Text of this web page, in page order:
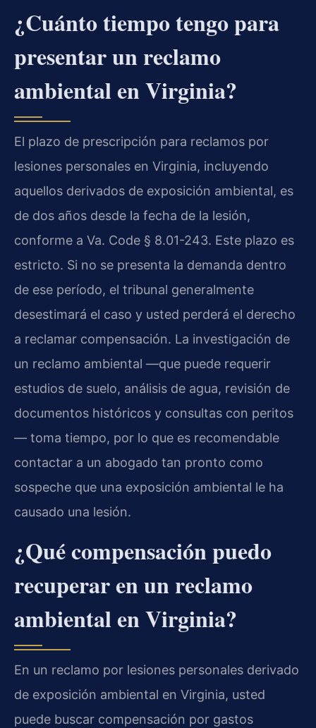
¿Cuánto tiempo tengo para
presentar un reclamo
ambiental en Virginia?
El plazo de prescripción para reclamos por
lesiones personales en Virginia, incluyendo
aquellos derivados de exposición ambiental, es
de dos años desde la fecha de la lesión,
conforme a Va. Code § 8.01-243. Este plazo es
estricto. Si no se presenta la demanda dentro
de ese período, el tribunal generalmente
desestimará el caso y usted perderá el derecho
a reclamar compensación. La investigación de
un reclamo ambiental —que puede requerir
estudios de suelo, análisis de agua, revisión de
documentos históricos y consultas con peritos
— toma tiempo, por lo que es recomendable
contactar a un abogado tan pronto como
sospeche que una exposición ambiental le ha
causado una lesión.
¿Qué compensación puedo
recuperar en un reclamo
ambiental en Virginia?
En un reclamo por lesiones personales derivado
de exposición ambiental en Virginia, usted
puede buscar compensación por gastos